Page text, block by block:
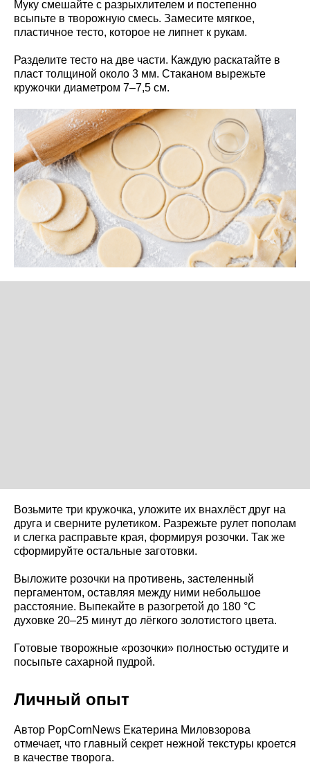
Муку смешайте с разрыхлителем и постепенно
всыпьте в творожную смесь. Замесите мягкое,
пластичное тесто, которое не липнет к рукам.
Разделите тесто на две части. Каждую раскатайте в
пласт толщиной около 3 мм. Стаканом вырежьте
кружочки диаметром 7–7,5 см.
Возьмите три кружочка, уложите их внахлёст друг на
друга и сверните рулетиком. Разрежьте рулет пополам
и слегка расправьте края, формируя розочки. Так же
сформируйте остальные заготовки.
Выложите розочки на противень, застеленный
пергаментом, оставляя между ними небольшое
расстояние. Выпекайте в разогретой до 180 °C
духовке 20–25 минут до лёгкого золотистого цвета.
Готовые творожные «розочки» полностью остудите и
посыпьте сахарной пудрой.
Личный опыт
Автор PopCornNews Екатерина Миловзорова
отмечает, что главный секрет нежной текстуры кроется
в качестве творога.